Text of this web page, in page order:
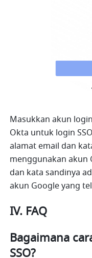
Masukkan akun
Okta untuk login
alamat email dan
menggunakan akun
dan kata sandinya
akun Google yang
IV. FAQ
Bagaimana
SSO?